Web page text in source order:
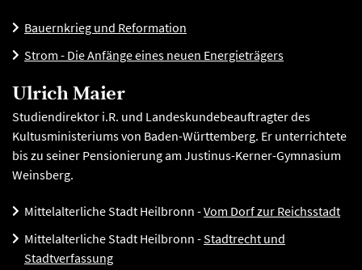
Bauernkrieg und Reformation
Strom - Die Anfänge eines neuen Energieträgers
Ulrich Maier
Studiendirektor i.R. und Landeskundebeauftragter des
Kultusministeriums von Baden-Württemberg. Er unterrichtete
bis zu seiner Pensionierung am Justinus-Kerner-Gymnasium
Weinsberg.
Mittelalterliche Stadt Heilbronn -Vom Dorf zur Reichsstadt
Mittelalterliche Stadt Heilbronn -Stadtrecht und
Stadtverfassung